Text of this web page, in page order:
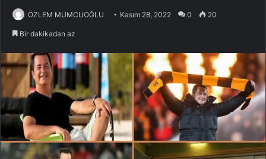
ÖZLEM MUMCUOĞLU Kasım 28, 2022 0 20
Bir dakikadan az